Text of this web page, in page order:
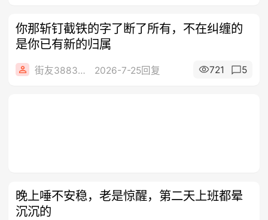
你那斩钉截铁的字了断了所有，不在纠缠的
是你已有新的归属
街友3883700 2026-7-25回复 721 5
晚上唾不安稳，老是惊醒，第二天上班都晕
沉沉的